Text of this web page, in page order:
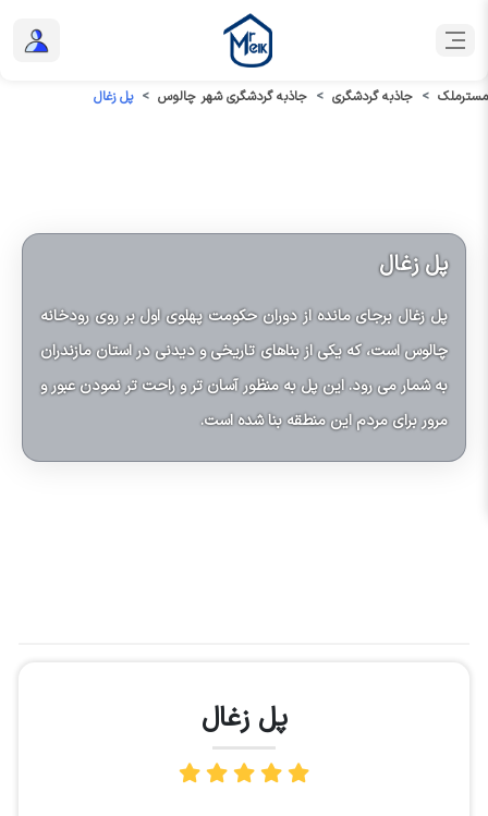
مسترملک جاذبه گردشگری جاذبه گردشگری شهر چالوس پل زغال
پل زغال
پل زغال برجای مانده از دوران حکومت پهلوی اول بر روی رودخانه
چالوس است، که یکی از بناهای تاریخی و دیدنی در استان مازندران
به شمار می رود. این پل به منظور آسان تر و راحت تر نمودن عبور و
مرور برای مردم این منطقه بنا شده است.
پل زغال